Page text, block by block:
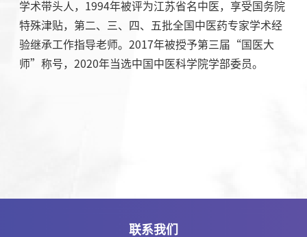
学术带头人，
1994年被评为江苏省名中医，享受国务院
特殊津贴，第二、三、四、五批全国中医药专家学术经
验继承工作指导老师。 2017年被授予第三届“国医大
师”称号， 2020年当选中国中医科学院学部委员。
联系我们